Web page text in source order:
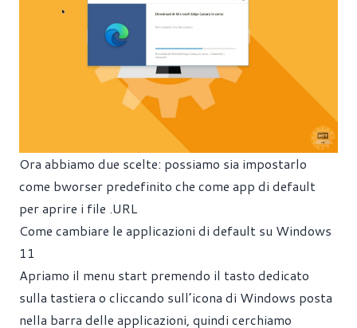
Ora abbiamo due scelte: possiamo sia impostarlo
come bworser predefinito che come app di default
per aprire i file .URL
Come cambiare le applicazioni di default su Windows
11
Apriamo il menu start premendo il tasto dedicato
sulla tastiera o cliccando sull’icona di Windows posta
nella barra delle applicazioni, quindi cerchiamo